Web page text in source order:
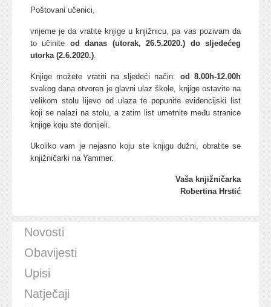
Poštovani učenici,
vrijeme je da vratite knjige u knjižnicu, pa vas pozivam da
to učinite od danas (utorak, 26.5.2020.) do sljedećeg
utorka (2.6.2020.).
Knjige možete vratiti na sljedeći način: od 8.00h-12.00h
svakog dana otvoren je glavni ulaz škole, knjige ostavite na
velikom stolu lijevo od ulaza te popunite evidencijski list
koji se nalazi na stolu, a zatim list umetnite među stranice
knjige koju ste donijeli.
Ukoliko vam je nejasno koju ste knjigu dužni, obratite se
knjižničarki na Yammer.
Vaša knjižničarka
Robertina Hrstić
Novosti
Obavijesti
Upisi
Natječaji